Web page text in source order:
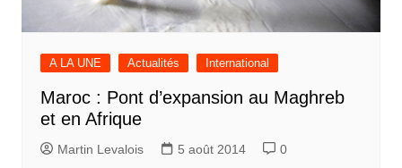
A LA UNE Actualités International
Maroc : Pont d’expansion au Maghreb
et en Afrique
Martin Levalois 5 août 2014 0